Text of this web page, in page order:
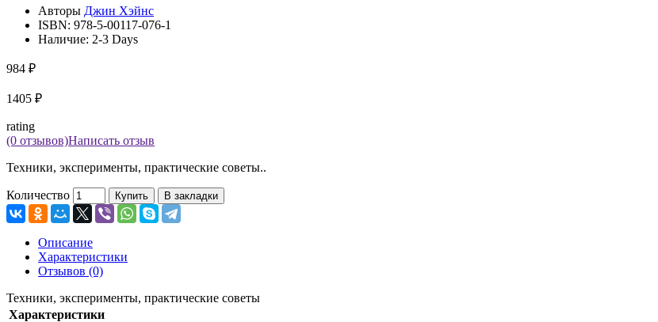
Авторы Джин Хэйнс
ISBN: 978-5-00117-076-1
Наличие: 2-3 Days
984 ₽
1405 ₽
rating
(0 отзывов)Написать отзыв
Техники, эксперименты, практические советы..
Количество Купить В закладки
Описание
Характеристики
Отзывов (0)
Техники, эксперименты, практические советы
Характеристики